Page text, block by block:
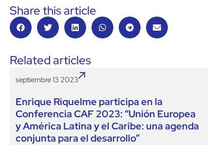
Share this article
Related articles
septiembre 13 2023
Enrique Riquelme participa en la
Conferencia CAF 2023: “Unión Europea
y América Latina y el Caribe: una agenda
conjunta para el desarrollo”